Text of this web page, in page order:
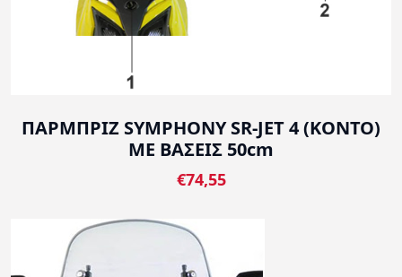
ΠΑΡΜΠΡΙΖ SYMPHONY SR-JET 4 (ΚΟΝΤΟ)
ΜΕ ΒΑΣΕΙΣ 50cm
€74,55